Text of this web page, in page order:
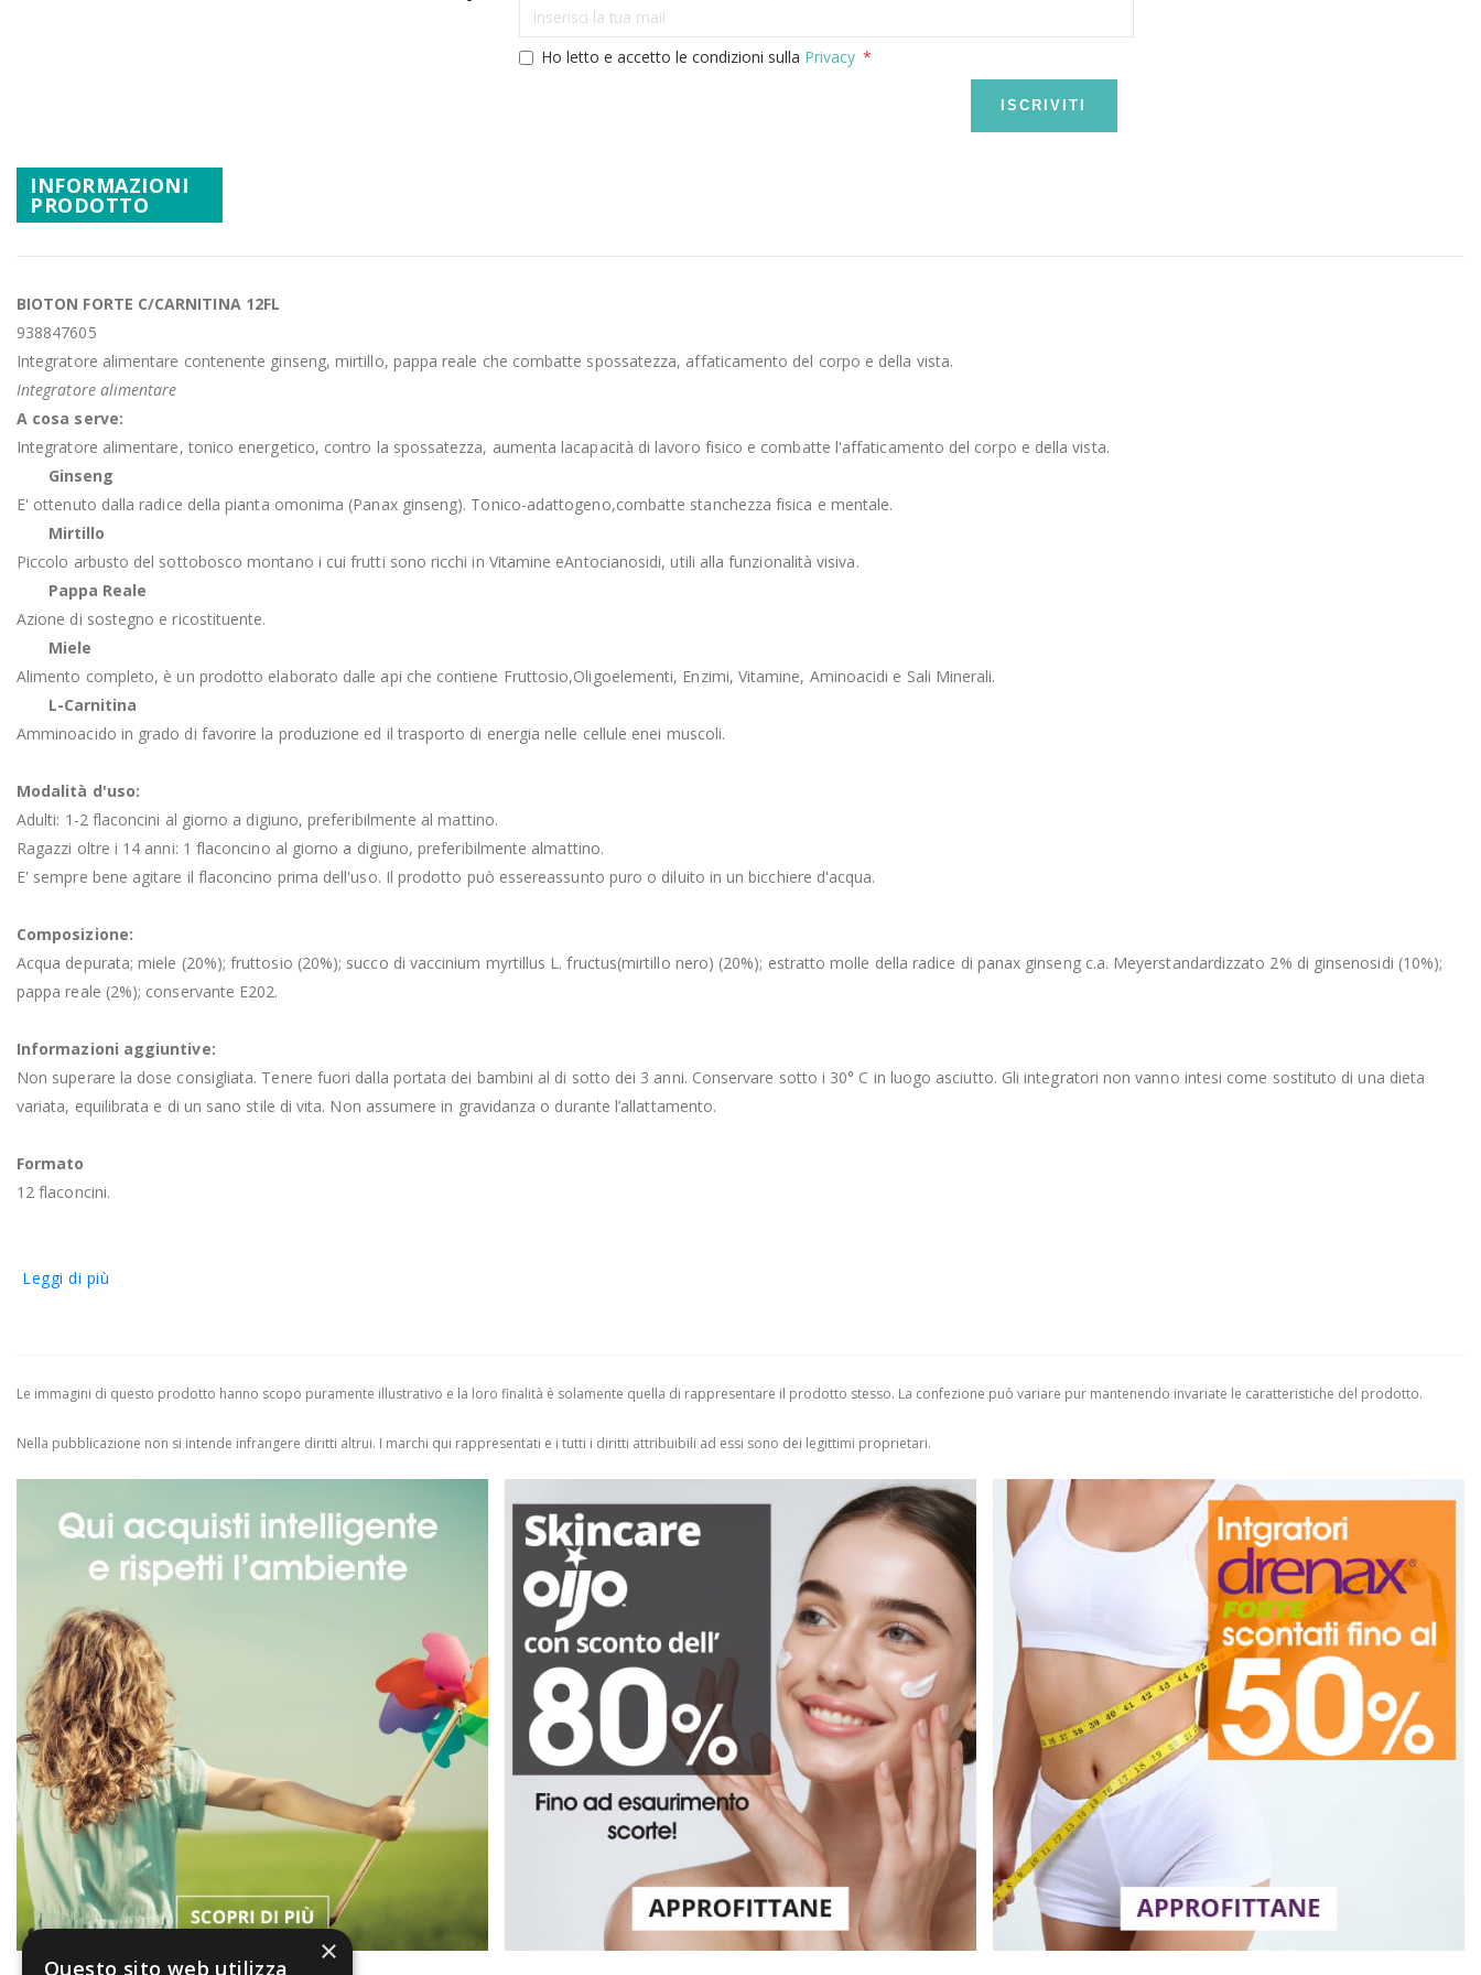
immagini
Ho letto e accetto le condizioni sulla Privacy
ISCRIVITI
INFORMAZIONI
PRODOTTO
BIOTON FORTE C/CARNITINA 12FL
938847605
Integratore alimentare contenente ginseng, mirtillo, pappa reale che combatte spossatezza, affaticamento del corpo e della vista.
Integratore alimentare
A cosa serve:
Integratore alimentare, tonico energetico, contro la spossatezza, aumenta lacapacità di lavoro fisico e combatte l'affaticamento del corpo e della vista.
Ginseng
E' ottenuto dalla radice della pianta omonima (Panax ginseng). Tonico-adattogeno,combatte stanchezza fisica e mentale.
Mirtillo
Piccolo arbusto del sottobosco montano i cui frutti sono ricchi in Vitamine eAntocianosidi, utili alla funzionalità visiva.
Pappa Reale
Azione di sostegno e ricostituente.
Miele
Alimento completo, è un prodotto elaborato dalle api che contiene Fruttosio,Oligoelementi, Enzimi, Vitamine, Aminoacidi e Sali Minerali.
L-Carnitina
Amminoacido in grado di favorire la produzione ed il trasporto di energia nelle cellule enei muscoli.
Modalità d'uso:
Adulti: 1-2 flaconcini al giorno a digiuno, preferibilmente al mattino.
Ragazzi oltre i 14 anni: 1 flaconcino al giorno a digiuno, preferibilmente almattino.
E' sempre bene agitare il flaconcino prima dell'uso. Il prodotto può essereassunto puro o diluito in un bicchiere d'acqua.
Composizione:
Acqua depurata; miele (20%); fruttosio (20%); succo di vaccinium myrtillus L. fructus(mirtillo nero) (20%); estratto molle della radice di panax ginseng c.a. Meyerstandardizzato 2% di ginsenosidi (10%);
pappa reale (2%); conservante E202.
Informazioni aggiuntive:
Non superare la dose consigliata. Tenere fuori dalla portata dei bambini al di sotto dei 3 anni. Conservare sotto i 30° C in luogo asciutto. Gli integratori non vanno intesi come sostituto di una dieta
variata, equilibrata e di un sano stile di vita. Non assumere in gravidanza o durante l’allattamento.
Formato
12 flaconcini.
Leggi di più
Le immagini di questo prodotto hanno scopo puramente illustrativo e la loro finalità è solamente quella di rappresentare il prodotto stesso. La confezione può variare pur mantenendo invariate le caratteristiche del prodotto.
Nella pubblicazione non si intende infrangere diritti altrui. I marchi qui rappresentati e i tutti i diritti attribuibili ad essi sono dei legittimi proprietari.
×
Questo sito web utilizza